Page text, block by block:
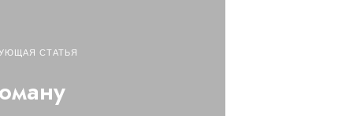
СТАТЬЯ